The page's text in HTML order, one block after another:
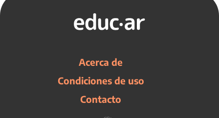
Acerca de
Condiciones de uso
Contacto